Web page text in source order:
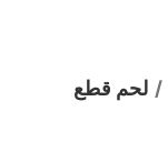
لحم قطع